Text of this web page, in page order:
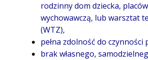
rodzinny dom dziecka,
wychowawczą, lub warsztat
(WTZ),
pełna zdolność do czynności
brak własnego,